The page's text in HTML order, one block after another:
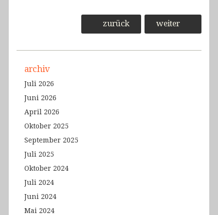
weiter
zurück
archiv
Juli 2026
Juni 2026
April 2026
Oktober 2025
September 2025
Juli 2025
Oktober 2024
Juli 2024
Juni 2024
Mai 2024